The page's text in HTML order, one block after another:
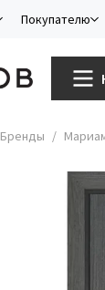
Покупателю
Бренды